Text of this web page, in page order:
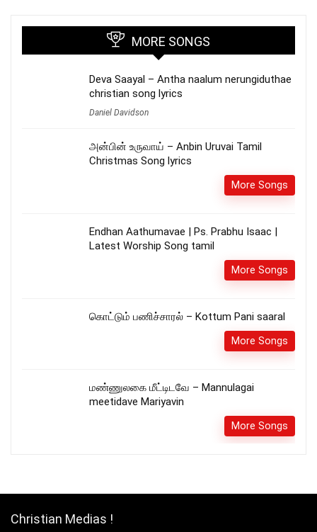
MORE SONGS
Deva Saayal – Antha naalum nerungiduthae
christian song lyrics
Daniel Davidson
அன்பின் உருவாய் – Anbin Uruvai Tamil
Christmas Song lyrics
More Songs
Endhan Aathumavae | Ps. Prabhu Isaac |
Latest Worship Song tamil
More Songs
கொட்டும் பணிச்சாரல் – Kottum Pani saaral
More Songs
மண்ணுலகை மீட்டிடவே – Mannulagai
meetidave Mariyavin
More Songs
Christian Medias !